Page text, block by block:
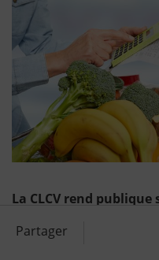
La CLCV rend
prix et l’origine de 7
conventionnels :
Partager